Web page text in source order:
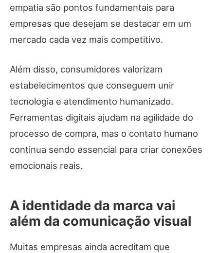
empatia são pontos fundamentais para
empresas que desejam se destacar em um
mercado cada vez mais competitivo.
Além disso, consumidores valorizam
estabelecimentos que conseguem unir
tecnologia e atendimento humanizado.
Ferramentas digitais ajudam na agilidade do
processo de compra, mas o contato humano
continua sendo essencial para criar conexões
emocionais reais.
A identidade da marca vai
além da comunicação visual
Muitas empresas ainda acreditam que